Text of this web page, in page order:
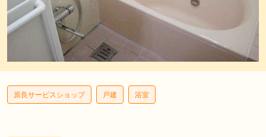
原良サービスショップ 戸建 浴室